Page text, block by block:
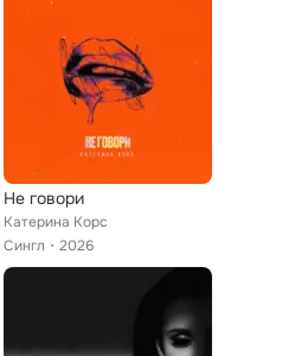
Не говори
Катерина Корс
Сингл
2026